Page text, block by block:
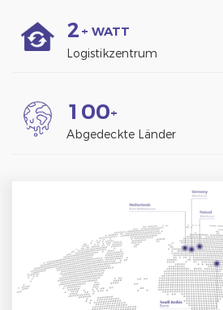
2 + WATT
Logistikzentrum
1 00+
Abgedeckte Länder